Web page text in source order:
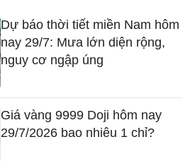
Dự báo thời tiết miền Nam hôm
nay 29/7: Mưa lớn diện rộng,
nguy cơ ngập úng
Giá vàng 9999 Doji hôm nay
29/7/2026 bao nhiêu 1 chỉ?